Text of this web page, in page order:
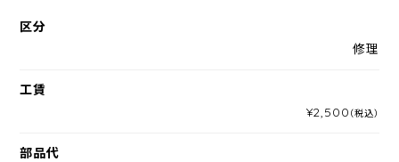
区分
修理
工賃
¥2,500 （税込）
部品代